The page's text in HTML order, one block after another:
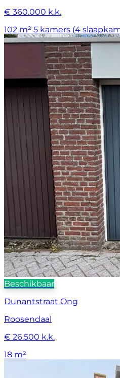
€ 360.000 k.k.
102 m² 5 kamers (4
Beschikbaar
Dunantstraat Ong
Roosendaal
€ 26.500 k.k.
18 m²